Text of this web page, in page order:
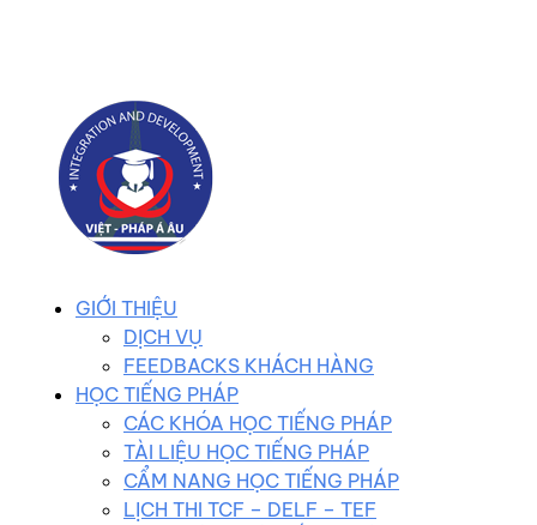
GIỚI THIỆU
DỊCH VỤ
FEEDBACKS KHÁCH HÀNG
HỌC TIẾNG PHÁP
CÁC KHÓA HỌC TIẾNG PHÁP
TÀI LIỆU HỌC TIẾNG PHÁP
CẨM NANG HỌC TIẾNG PHÁP
LỊCH THI TCF – DELF – TEF